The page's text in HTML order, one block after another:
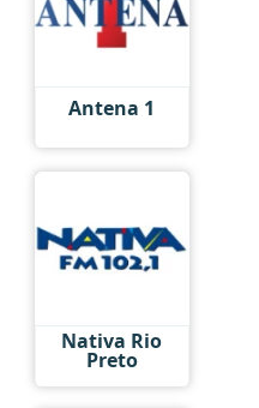
Antena 1
Nativa Rio
Preto